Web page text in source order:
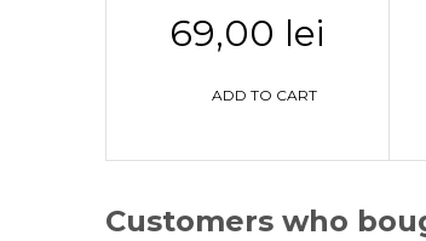
69,00 lei
ADD TO CART
Customers who